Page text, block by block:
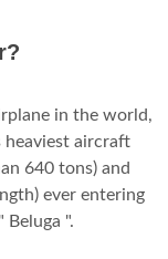
in the world,
heaviest aircraft
640 tons) and
ever entering
".